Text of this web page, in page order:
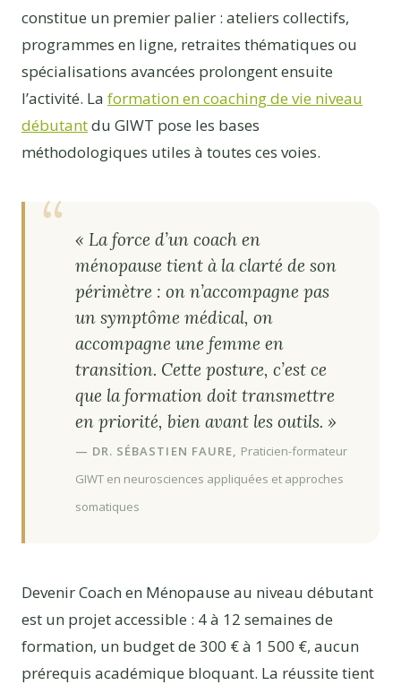
constitue un premier palier : ateliers collectifs,
programmes en ligne, retraites thématiques ou
spécialisations avancées prolongent ensuite
l’activité. La formation en coaching de vie niveau
débutantdu GIWT pose les bases
méthodologiques utiles à toutes ces voies.
« La force d’un coach en
ménopause tient à la clarté de son
périmètre : on n’accompagne pas
un symptôme médical, on
accompagne une femme en
transition. Cette posture, c’est ce
que la formation doit transmettre
en priorité, bien avant les outils. »
— DR. SÉBASTIEN FAURE, Praticien-formateur
GIWT en neurosciences appliquées et approches
somatiques
Devenir Coach en Ménopause au niveau débutant
est un projet accessible : 4 à 12 semaines de
formation, un budget de 300 € à 1 500 €, aucun
prérequis académique bloquant. La réussite tient